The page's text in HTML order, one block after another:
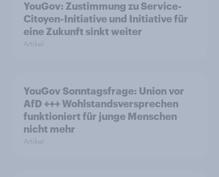
YouGov: Zustimmung zu Service-
Citoyen-Initiative und Initiative für
eine Zukunft sinkt weiter
Artikel
YouGov Sonntagsfrage: Union vor
AfD +++ Wohlstandsversprechen
funktioniert für junge Menschen
nicht mehr
Artikel